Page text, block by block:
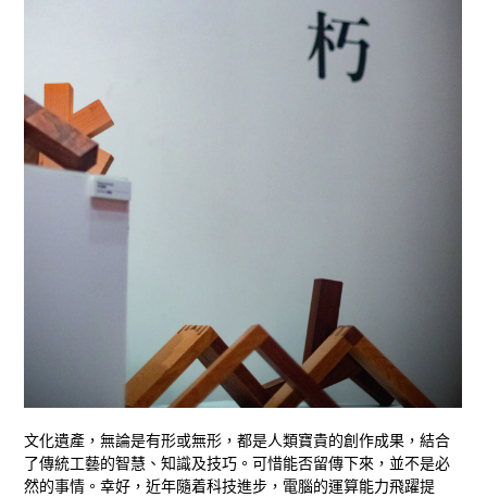
文化遺產，無論是有形或無形，都是人類寶貴的創作成果，結合
了傳統工藝的智慧、知識及技巧。可惜能否留傳下來，並不是必
然的事情。幸好，近年隨着科技進步，電腦的運算能力飛躍提